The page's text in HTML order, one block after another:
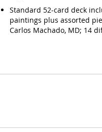
Standard 52-card deck
paintings plus assorted
Carlos Machado, MD; 14